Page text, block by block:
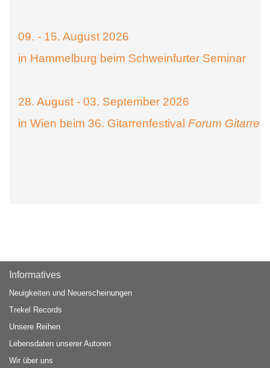
09. - 15. August 2026
in Hammelburg beim Schweinfurter Seminar
28. August - 03. September 2026
in Wien beim 36. Gitarrenfestival Forum Gitarre
Informatives
Neuigkeiten und Neuerscheinungen
Trekel Records
Unsere Reihen
Lebensdaten unserer Autoren
Wir über uns